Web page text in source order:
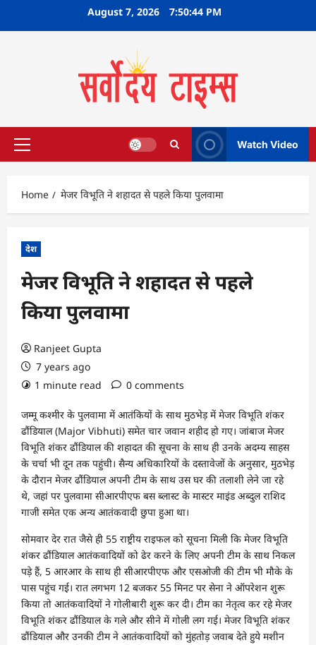
August 7, 2026 7:50:45 PM
Primary
Watch Video
Home मेजर विभूति ने शहादत से पहले किया पुलवामा
देश
मेजर विभूति ने शहादत से पहले
किया पुलवामा
Ranjeet Gupta
7 years ago
1 minute read
0 comments
जम्मू कश्मीर के पुलवामा में आतंकियों के साथ मुठभेड़ में मेजर विभूति शंकर
ढौंडियाल (Major Vibhuti) समेत चार जवान शहीद हो गए। जांबाज मेजर
विभूति शंकर ढौंडियाल की शहादत की सूचना के साथ ही उनके अदम्य साहस
के चर्चा भी दून तक पहुंची। सैन्य अधिकारियों के दस्तावेजों के अनुसार, मुठभेड़
के दौरान मेजर ढौंडियाल अपनी टीम के साथ उस घर की तलाशी लेने जा रहे
थे, जहां पर पुलवामा सीआरपीएफ बस ब्लास्ट के मास्टर माइंड अब्दुल राशिद
गाजी समेत एक अन्य आतंकवादी छुपा हुआ था।
सोमवार देर रात जैसे ही 55 राष्ट्रीय राइफल को सूचना मिली कि मेजर विभूति
शंकर ढौंडियाल आतंकवादियों को ढेर करने के लिए अपनी टीम के साथ निकल
पड़े हैं, 5 आरआर के साथ ही सीआरपीएफ और एसओजी की टीम भी मौके के
पास पहुंच गई। रात लगभग 12 बजकर 55 मिनट पर सेना ने ऑपरेशन शुरू
किया तो आतंकवादियों ने गोलीबारी शुरू कर दी। टीम का नेतृत्व कर रहे मेजर
विभूति शंकर ढौंडियाल के गले और सीने में गोली लग गई। मेजर विभूति शंकर
ढौंडियाल और उनकी टीम ने आतंकवादियों को मुंहतोड़ जवाब देते हुये मशीन